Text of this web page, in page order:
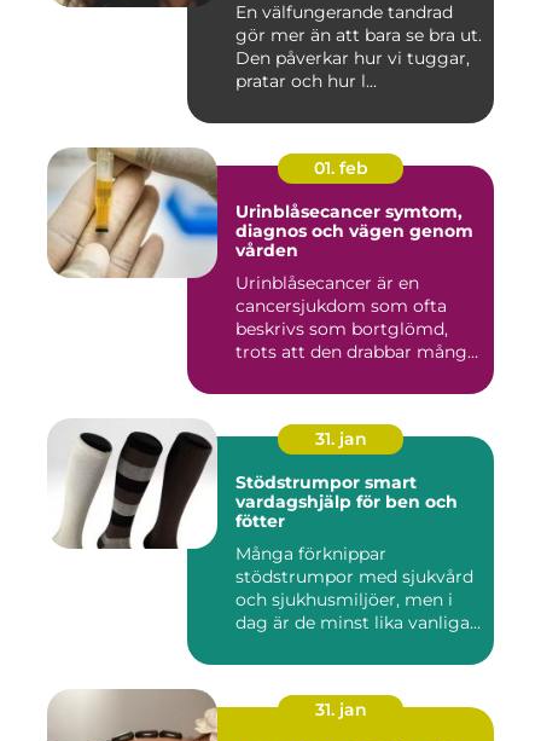
En välfungerande tandrad
gör mer än att bara se bra ut.
Den påverkar hur vi tuggar,
pratar och hur l...
01. feb
Urinblåsecancer symtom,
diagnos och vägen genom
vården
Urinblåsecancer är en
cancersjukdom som ofta
beskrivs som bortglömd,
trots att den drabbar många
31. jan
Stödstrumpor smart
vardagshjälp för ben och
fötter
Många förknippar
stödstrumpor med sjukvård
och sjukhusmiljöer, men i
dag är de minst lika vanliga
31. jan